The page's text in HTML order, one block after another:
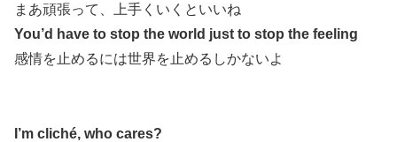
まあ頑張って、上手くいくといいね
You’d have to stop the world just to stop the feeling
感情を止めるには世界を止めるしかないよ
I’m cliché, who cares?